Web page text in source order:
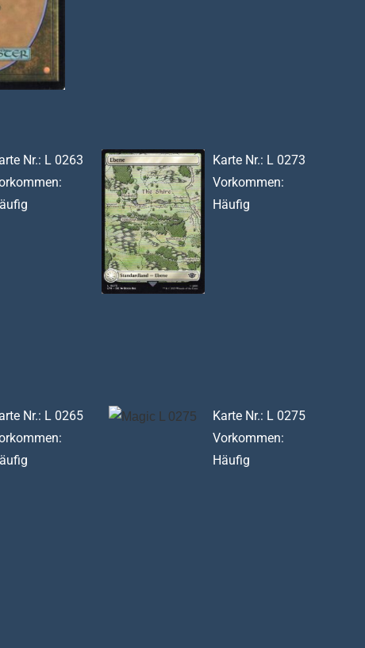
Nr.: L 0263
Karte Nr.: L 0273
Vorkommen:
Häufig
Nr.: L 0265
Karte Nr.: L 0275
Vorkommen:
Häufig